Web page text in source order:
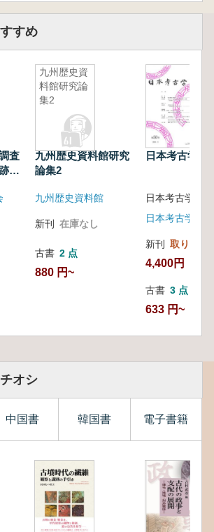
すめ
査
第
九州歴史資
料館研究論
集2
九州歴史資料館研究
論集2
九州歴史資料館
新刊 在庫なし
古書 2 点
880 円~
日本考古学
日本考古学協
新刊 取り寄せ
4,400円
古書 3 点
633 円~
オシ
中国書 韓国書 電子書籍